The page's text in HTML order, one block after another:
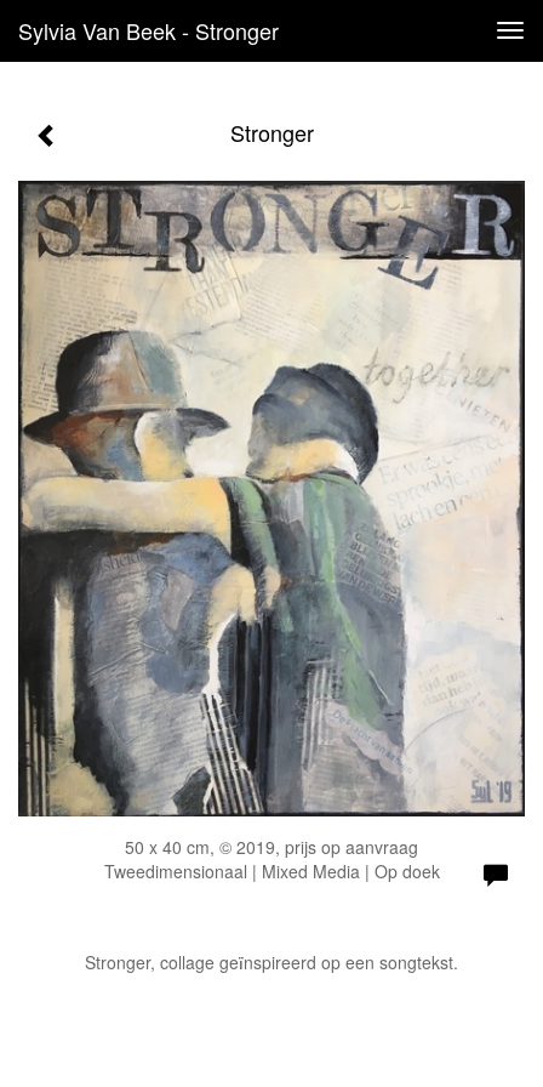
Sylvia Van Beek - Stronger
Stronger
50 x 40 cm, © 2019, prijs op aanvraag
Tweedimensionaal | Mixed Media | Op doek
Stronger, collage geïnspireerd op een songtekst.